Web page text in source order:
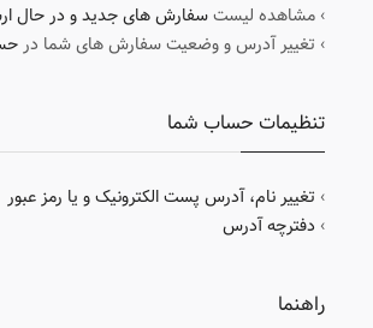
› مشاهده لیستسفارش های جدید و در حال
› تغییر آدرس و وضعیت سفارش های شما در
تنظیمات حساب شما
› تغییر نام، آدرس پست الکترونیک و یا رمز عبور
› دفترچه آدرس
راهنما